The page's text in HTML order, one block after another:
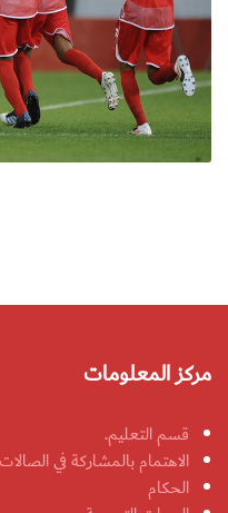
مركز المعلومات
قسم التعليم.
الاهتمام بالمشاركة في
الحكام